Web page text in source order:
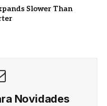
Slower Than
Novidades